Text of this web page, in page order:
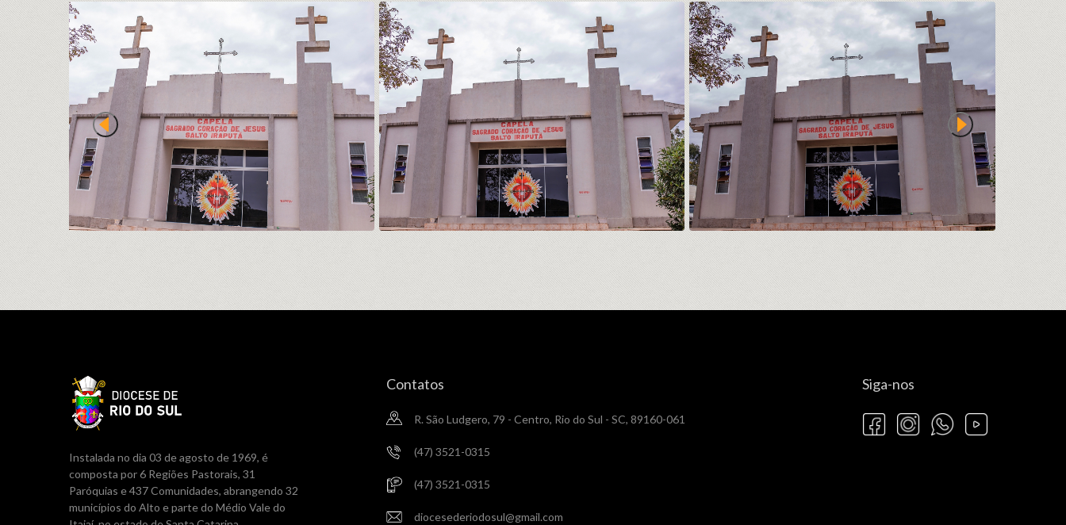
Instalada no dia 03 de agosto de 1969, é
composta por 6 Regiões Pastorais, 31
Paróquias e 437 Comunidades, abrangendo 32
municípios do Alto e parte do Médio Vale do
Siga-nos
Contatos
R. São Ludgero, 79 - Centro, Rio do Sul - SC, 89160-061
(47) 3521-0315
(47) 3521-0315
diocesederiodosul@gmail.com